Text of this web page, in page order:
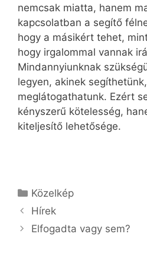
nemcsak miatta, hanem
kapcsolatban a segítő
hogy a másikért tehet,
hogy irgalommal vannak
Mindannyiunknak
legyen, akinek
meglátogathatunk. Ezért
kényszerű kötelesség,
kiteljesítő lehetősége.
Kategória
Közelkép
Hírek
Elfogadta vagy sem?